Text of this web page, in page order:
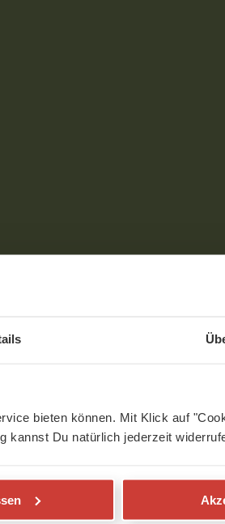
bieten können. Mit Klick auf
kannst Du natürlich jederzeit
über jedes
Ende.